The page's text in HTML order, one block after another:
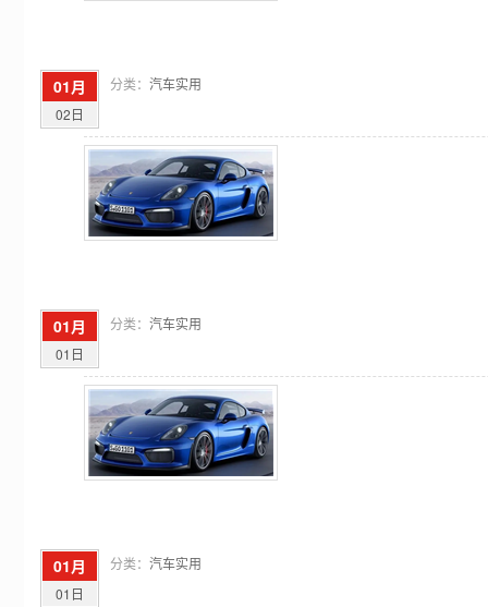
01月
02日
分类： 汽车实用
01月
01日
分类： 汽车实用
01月
01日
分类： 汽车实用